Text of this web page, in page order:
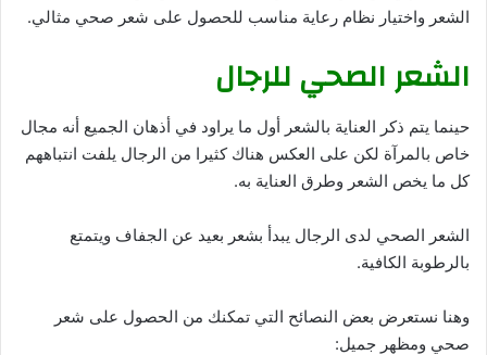
الشعر واختيار نظام رعاية مناسب للحصول على شعر صحي مثالي.
الشعر الصحي للرجال
حينما يتم ذكر العناية بالشعر أول ما يراود في أذهان الجميع أنه مجال
خاص بالمرآة لكن على العكس هناك كثيرا من الرجال يلفت انتباههم
كل ما يخص الشعر وطرق العناية به.
الشعر الصحي لدى الرجال يبدأ بشعر بعيد عن الجفاف ويتمتع
بالرطوبة الكافية.
وهنا نستعرض بعض النصائح التي تمكنك من الحصول على شعر
صحي ومظهر جميل: